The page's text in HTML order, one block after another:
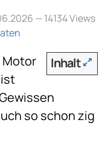
— 14134 Views
Inhalt
Motor
so schon zig